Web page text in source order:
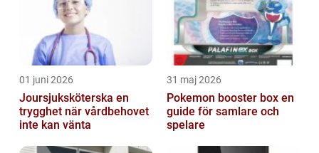
01 juni 2026
Joursjuksköterska en
trygghet när vårdbehovet
inte kan vänta
31 maj 2026
Pokemon booster box en
guide för samlare och
spelare